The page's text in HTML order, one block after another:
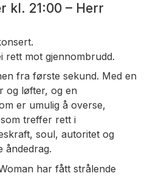
kl. 21:00 – Herr
rett mot gjennombrudd.
fra første sekund. Med en
og løfter, og en
er umulig å overse,
treffer rett i
soul, autoritet og
åndedrag.
har fått strålende